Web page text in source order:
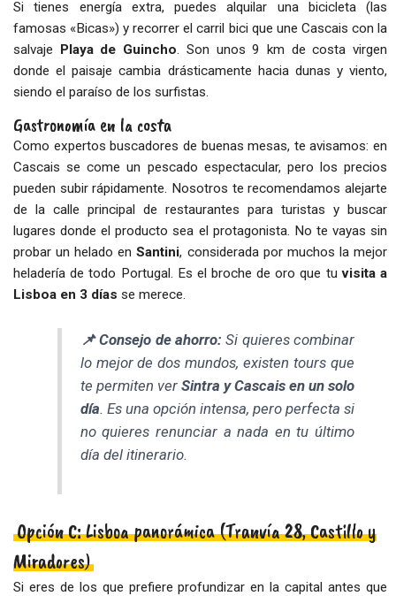
Si tienes energía extra, puedes alquilar una bicicleta (las
famosas «Bicas») y recorrer el carril bici que une Cascais con la
salvaje
Playa de Guincho. Son unos 9 km de costa virgen
donde el paisaje cambia drásticamente hacia dunas y viento,
siendo el paraíso de los surfistas.
Gastronomía en la costa
Como expertos buscadores de buenas mesas, te avisamos: en
Cascais se come un pescado espectacular, pero los precios
pueden subir rápidamente. Nosotros te recomendamos alejarte
de la calle principal de restaurantes para turistas y buscar
lugares donde el producto sea el protagonista. No te vayas sin
probar un helado enSantini, considerada por muchos la mejor
heladería de todo Portugal. Es el broche de oro que tuvisita a
Lisboa en 3 días se merece.
📌 Consejo de ahorro: Si quieres combinar
lo mejor de dos mundos, existen tours que
te permiten ver Sintra y Cascais en un solo
día. Es una opción intensa, pero perfecta si
no quieres renunciar a nada en tu último
día del itinerario.
Opción C: Lisboa panorámica (Tranvía 28, Castillo y
Miradores)
Si eres de los que prefiere profundizar en la capital antes que